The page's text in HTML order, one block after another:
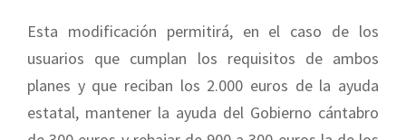
Esta modificación permitirá, en el caso de los
usuarios que cumplan los requisitos de ambos
planes y que reciban los 2.000 euros de la ayuda
estatal, mantener la ayuda del Gobierno cántabro